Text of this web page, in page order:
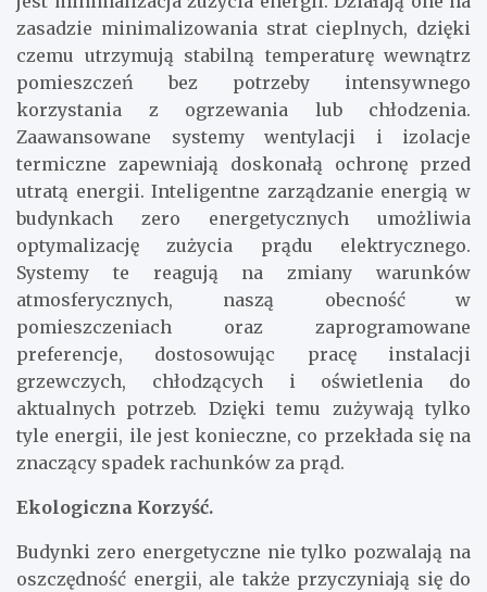
zasadzie minimalizowania strat cieplnych, dzięki
czemu utrzymują stabilną temperaturę wewnątrz
pomieszczeń bez potrzeby intensywnego
korzystania z ogrzewania lub chłodzenia.
Zaawansowane systemy wentylacji i izolacje
termiczne zapewniają doskonałą ochronę przed
utratą energii. Inteligentne zarządzanie energią w
budynkach zero energetycznych umożliwia
optymalizację zużycia prądu elektrycznego.
Systemy te reagują na zmiany warunków
atmosferycznych, naszą obecność w
pomieszczeniach oraz zaprogramowane
preferencje, dostosowując pracę instalacji
grzewczych, chłodzących i oświetlenia do
aktualnych potrzeb. Dzięki temu zużywają tylko
tyle energii, ile jest konieczne, co przekłada się na
znaczący spadek rachunków za prąd.
Ekologiczna Korzyść.
Budynki zero energetyczne nie tylko pozwalają na
oszczędność energii, ale także przyczyniają się do